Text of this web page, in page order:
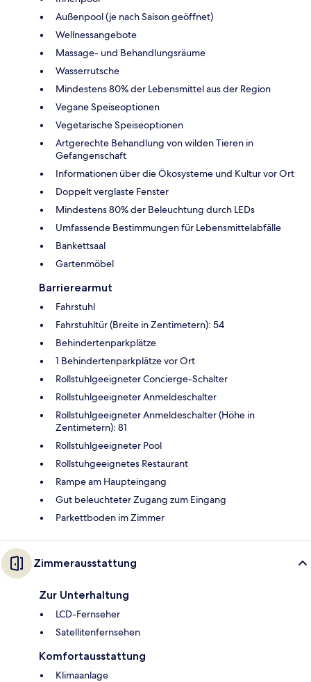
Außenpool (je nach Saison geöffnet)
Wellnessangebote
Massage- und Behandlungsräume
Wasserrutsche
Mindestens 80% der Lebensmittel aus der Region
Vegane Speiseoptionen
Vegetarische Speiseoptionen
Artgerechte Behandlung von wilden Tieren in
Gefangenschaft
Informationen über die Ökosysteme und Kultur vor Ort
Doppelt verglaste Fenster
Mindestens 80% der Beleuchtung durch LEDs
Umfassende Bestimmungen für Lebensmittelabfälle
Bankettsaal
Gartenmöbel
Barrierearmut
Fahrstuhl
Fahrstuhltür (Breite in Zentimetern): 54
Behindertenparkplätze
1 Behindertenparkplätze vor Ort
Rollstuhlgeeigneter Concierge-Schalter
Rollstuhlgeeigneter Anmeldeschalter
Rollstuhlgeeigneter Anmeldeschalter (Höhe in
Zentimetern): 81
Rollstuhlgeeigneter Pool
Rollstuhgeeignetes Restaurant
Rampe am Haupteingang
Gut beleuchteter Zugang zum Eingang
Parkettboden im Zimmer
Zimmerausstattung
Zur Unterhaltung
LCD-Fernseher
Satellitenfernsehen
Komfortausstattung
Klimaanlage